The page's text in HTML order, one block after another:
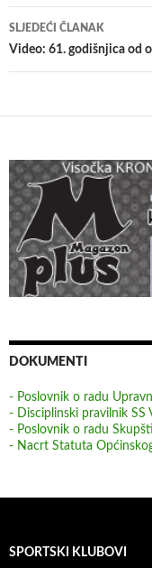
SLJEDEĆI ČLANAK
Video: 61. godišnjica od
DOKUMENTI
- Poslovnik o radu
- Disciplinski pravilnik SS
- Poslovnik o radu
- Nacrt Statuta
SPORTSKI KLUBOVI